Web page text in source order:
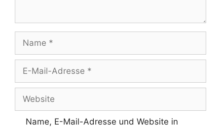
Name
Adresse
Website
Name, E-Mail-Adresse und Website in